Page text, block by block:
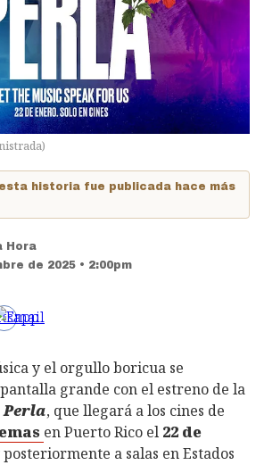
)
esta historia fue publicada hace más
Hora
de 2025 • 2:00pm
y el orgullo boricua se
grande con el estreno de la
Perla, que llegará a los cines de
en Puerto Rico el 22 de
posteriormente a salas en Estados